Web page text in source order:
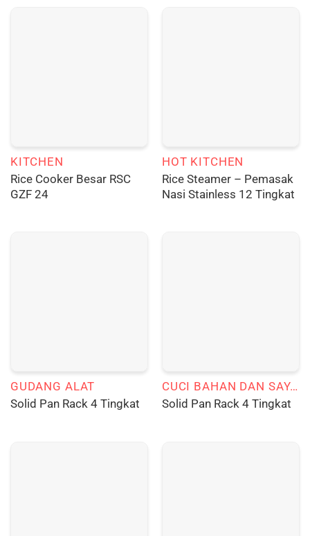
KITCHEN
Rice Cooker Besar RSC
GZF 24
HOT KITCHEN
Rice Steamer – Pemasak
Nasi Stainless 12 Tingkat
GUDANG ALAT
Solid Pan Rack 4 Tingkat
CUCI BAHAN DAN SAYURAN
Solid Pan Rack 4 Tingkat